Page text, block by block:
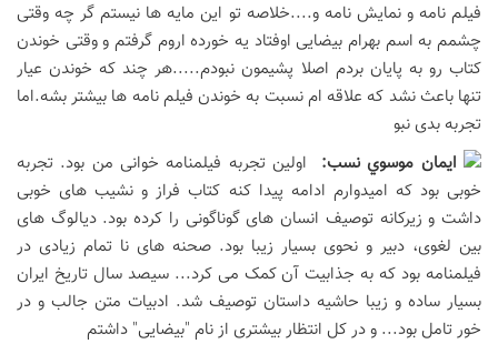
فیلم نامه و نمایش نامه و....خلاصه تو این مایه ها نیستم گر چه وقتی
چشمم به اسم بهرام بیضایی اوفتاد یه خورده اروم گرفتم و وقتی خوندن
کتاب رو به پایان بردم اصلا پشیمون نبودم.....هر چند که خوندن عیار
تنها باعث نشد که علاقه ام نسبت به خوندن فیلم نامه ها بیشتر بشه.اما
تجربه بدی نبو
ايمان موسوي نسب: اولین تجربه فیلمنامه خوانی من بود. تجربه
خوبی بود که امیدوارم ادامه پیدا کنه کتاب فراز و نشیب های خوبی
داشت و زیرکانه توصیف انسان های گوناگونی را کرده بود. دیالوگ های
بین لغوی، دبیر و نحوی بسیار زیبا بود. صحنه های نا تمام زیادی در
فیلمنامه بود که به جذابیت آن کمک می کرد... سیصد سال تاریخ ایران
بسیار ساده و زیبا حاشیه داستان توصیف شد. ادبیات متن جالب و در
خور تامل بود... و در کل انتظار بیشتری از نام "بیضایی" داشتم